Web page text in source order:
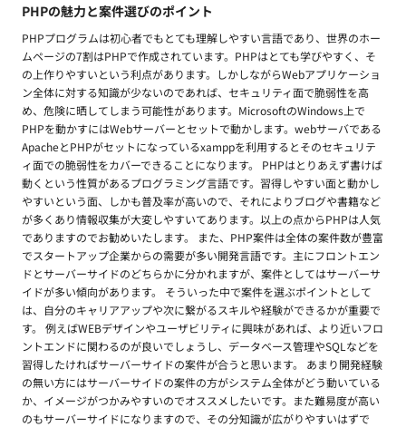
PHPの魅力と案件選びのポイント
PHPプログラムは初心者でもとても理解しやすい言語であり、世界のホー
ムページの7割はPHPで作成されています。PHPはとても学びやすく、そ
の上作りやすいという利点があります。しかしながらWebアプリケーショ
ン全体に対する知識が少ないのであれば、セキュリティ面で脆弱性を高
め、危険に晒してしまう可能性があります。MicrosoftのWindows上で
PHPを動かすにはWebサーバーとセットで動かします。webサーバである
ApacheとPHPがセットになっているxamppを利用するとそのセキュリテ
ィ面での脆弱性をカバーできることになります。 PHPはとりあえず書けば
動くという性質があるプログラミング言語です。習得しやすい面と動かし
やすいという面、しかも普及率が高いので、それによりブログや書籍など
が多くあり情報収集が大変しやすいてあります。以上の点からPHPは人気
でありますのでお勧めいたします。 また、PHP案件は全体の案件数が豊富
でスタートアップ企業からの需要が多い開発言語です。主にフロントエン
ドとサーバーサイドのどちらかに分かれますが、案件としてはサーバーサ
イドが多い傾向があります。 そういった中で案件を選ぶポイントとして
は、自分のキャリアアップや次に繋がるスキルや経験ができるかが重要で
す。 例えばWEBデザインやユーザビリティに興味があれば、より近いフロ
ントエンドに関わるのが良いでしょうし、データベース管理やSQLなどを
習得したければサーバーサイドの案件が合うと思います。 あまり開発経験
の無い方にはサーバーサイドの案件の方がシステム全体がどう動いている
か、イメージがつかみやすいのでオススメしたいです。また難易度が高い
のもサーバーサイドになりますので、その分知識が広がりやすいはずで